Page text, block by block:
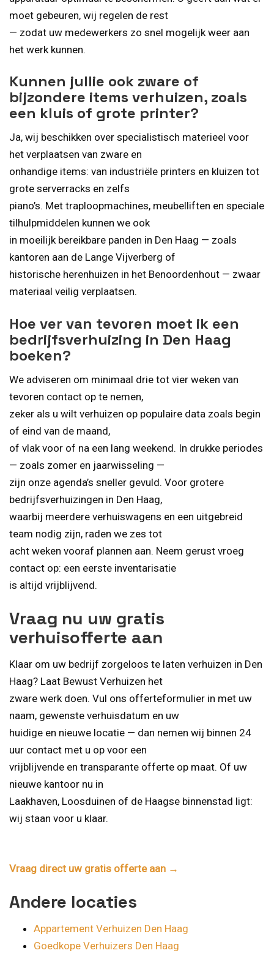
moet gebeuren, wij regelen de rest
— zodat uw medewerkers zo snel mogelijk weer aan
het werk kunnen.
Kunnen jullie ook zware of
bijzondere items verhuizen, zoals
een kluis of grote printer?
Ja, wij beschikken over specialistisch materieel voor
het verplaatsen van zware en
onhandige items: van industriële printers en kluizen tot
grote serverracks en zelfs
piano’s. Met traploopmachines, meubelliften en speciale
tilhulpmiddelen kunnen we ook
in moeilijk bereikbare panden in Den Haag — zoals
kantoren aan de Lange Vijverberg of
historische herenhuizen in het Benoordenhout — zwaar
materiaal veilig verplaatsen.
Hoe ver van tevoren moet ik een
bedrijfsverhuizing in Den Haag
boeken?
We adviseren om minimaal drie tot vier weken van
tevoren contact op te nemen,
zeker als u wilt verhuizen op populaire data zoals begin
of eind van de maand,
of vlak voor of na een lang weekend. In drukke periodes
— zoals zomer en jaarwisseling —
zijn onze agenda’s sneller gevuld. Voor grotere
bedrijfsverhuizingen in Den Haag,
waarbij meerdere verhuiswagens en een uitgebreid
team nodig zijn, raden we zes tot
acht weken vooraf plannen aan. Neem gerust vroeg
contact op: een eerste inventarisatie
is altijd vrijblijvend.
Vraag nu uw gratis
verhuisofferte aan
Klaar om uw bedrijf zorgeloos te laten verhuizen in Den
Haag? Laat Bewust Verhuizen het
zware werk doen. Vul ons offerteformulier in met uw
naam, gewenste verhuisdatum en uw
huidige en nieuwe locatie — dan nemen wij binnen 24
uur contact met u op voor een
vrijblijvende en transparante offerte op maat. Of uw
nieuwe kantoor nu in
Laakhaven, Loosduinen of de Haagse binnenstad ligt:
wij staan voor u klaar.
Vraag direct uw gratis offerte aan →
Andere locaties
Appartement Verhuizen Den Haag
Goedkope Verhuizers Den Haag